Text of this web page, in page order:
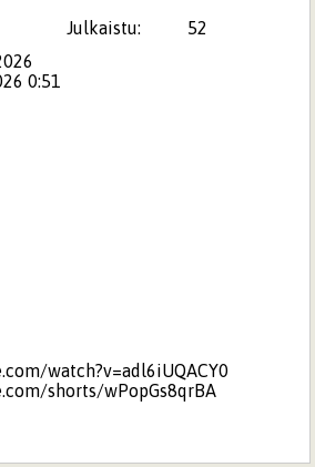
Julkaistu:
52
0:51
watch?v=adl6iUQACY0
shorts/wPopGs8qrBA